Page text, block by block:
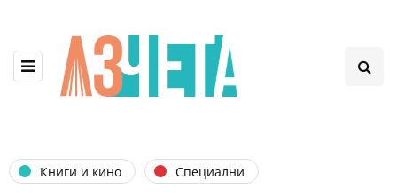
Книги и кино Специални